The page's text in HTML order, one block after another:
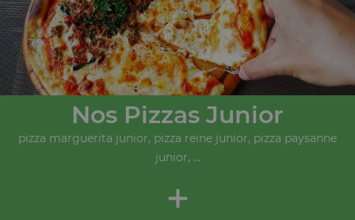
Nos Pizzas Junior
pizza marguerita junior, pizza reine junior, pizza paysanne
junior, ...
+